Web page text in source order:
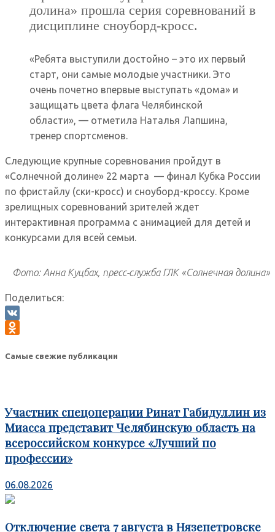
долина» прошла серия соревнований в
дисциплине сноуборд-кросс.
«Ребята выступили достойно – это их первый
старт, они самые молодые участники. Это
очень почетно впервые выступать «дома» и
защищать цвета флага Челябинской
области», — отметила Наталья Лапшина,
тренер спортсменов.
Следующие крупные соревнования пройдут в
«Солнечной долине» 22 марта — финал Кубка России
по фристайлу (ски-кросс) и сноуборд-кроссу. Кроме
зрелищных соревнований зрителей ждет
интерактивная программа с анимацией для детей и
конкурсами для всей семьи.
Фото: Анна Куцбах, пресс-служба ГЛК «Солнечная долина»
Поделиться:
VK
Самые свежие публикации
Участник спецоперации Ринат Габидуллин из
Миасса представит Челябинскую область на
всероссийском конкурсе «Лучший по
профессии»
06.08.2026
Отключение света 7 августа в Нязепетровске